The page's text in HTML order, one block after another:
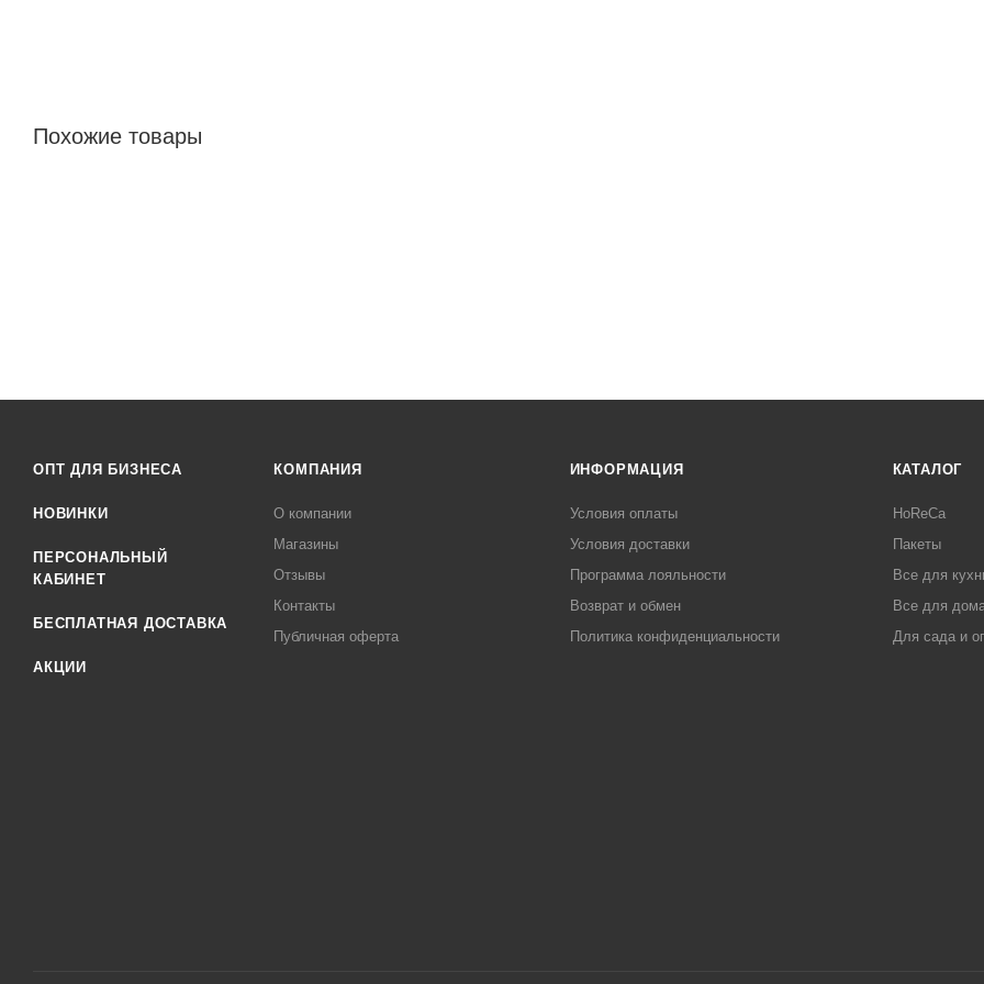
Похожие товары
ОПТ ДЛЯ БИЗНЕСА
НОВИНКИ
ПЕРСОНАЛЬНЫЙ
КАБИНЕТ
БЕСПЛАТНАЯ ДОСТАВКА
АКЦИИ
КОМПАНИЯ
О компании
Магазины
Отзывы
Контакты
Публичная оферта
ИНФОРМАЦИЯ
Условия оплаты
Условия доставки
Программа лояльности
Возврат и обмен
Политика конфиденциальности
КАТАЛОГ
HoReCa
Пакеты
Все для
Все для
Для сада и